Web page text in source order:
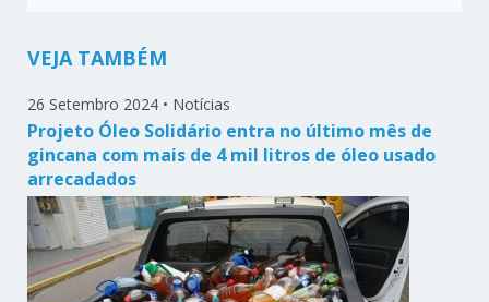
VEJA TAMBÉM
26 Setembro 2024 • Notícias
Projeto Óleo Solidário entra no último mês de
gincana com mais de 4 mil litros de óleo usado
arrecadados